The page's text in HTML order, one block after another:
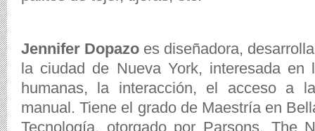
Jennifer Dopazo es diseñadora,
la ciudad de Nueva York, interesada en
humanas, la interacción, el acceso a
manual. Tiene el grado de Maestría en
Tecnología, otorgado por Parsons, The